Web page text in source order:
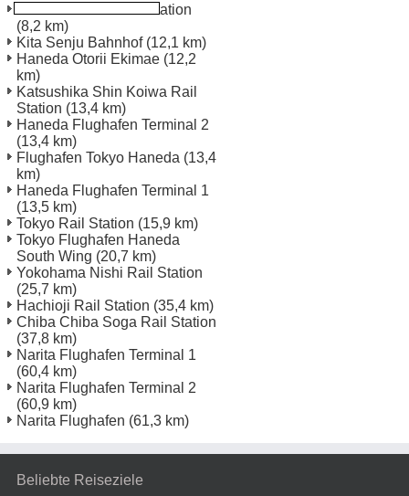
Koutou Shiomi Rail Station
(8,2 km)
Kita Senju Bahnhof(12,1 km)
Haneda Otorii Ekimae (12,2
km)
Katsushika Shin Koiwa Rail
Station (13,4 km)
Haneda Flughafen Terminal 2
(13,4 km)
Flughafen Tokyo Haneda (13,4
km)
Haneda Flughafen Terminal 1
(13,5 km)
Tokyo Rail Station (15,9 km)
Tokyo Flughafen Haneda
South Wing (20,7 km)
Yokohama Nishi Rail Station
(25,7 km)
Hachioji Rail Station (35,4 km)
Chiba Chiba Soga Rail Station
(37,8 km)
Narita Flughafen Terminal 1
(60,4 km)
Narita Flughafen Terminal 2
(60,9 km)
Narita Flughafen (61,3 km)
Beliebte Reiseziele